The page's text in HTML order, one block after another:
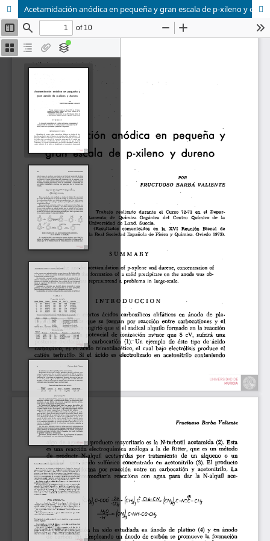
Acetamidación anódica en pequeña y gran escala de p-xileno y dureno